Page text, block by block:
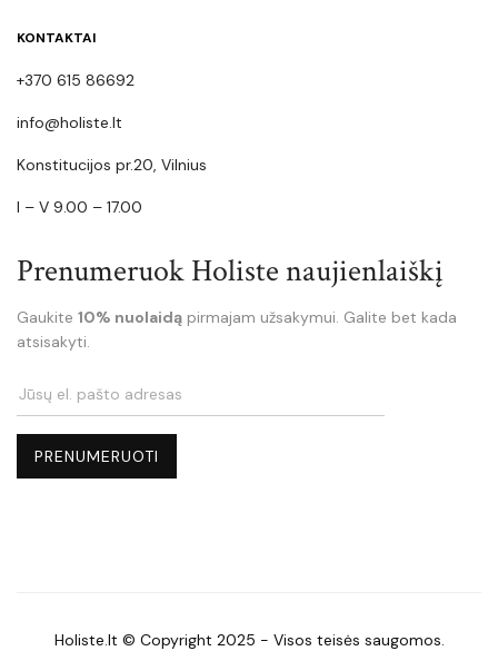
KONTAKTAI
+370 615 86692
info@holiste.lt
Konstitucijos pr.20, Vilnius
I – V 9.00 – 17.00
Prenumeruok Holiste naujienlaiškį
Gaukite 10% nuolaidą pirmajam užsakymui. Galite bet kada
atsisakyti.
Holiste.lt © Copyright 2025 - Visos teisės saugomos.